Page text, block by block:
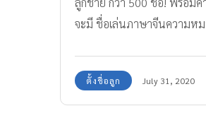
จะมี ชื่อเล่นภาษาจีนความหม
ตั้งชื่อลูก July 31, 2020